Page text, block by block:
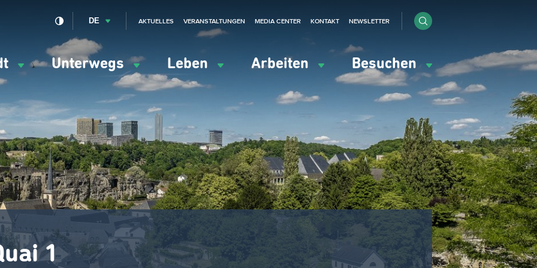
Unterwegs Leben Arbeiten Besuchen
DE AKTUELLES VERANSTALTUNGEN MEDIA CENTER KONTAKT NEWSLETTER
1